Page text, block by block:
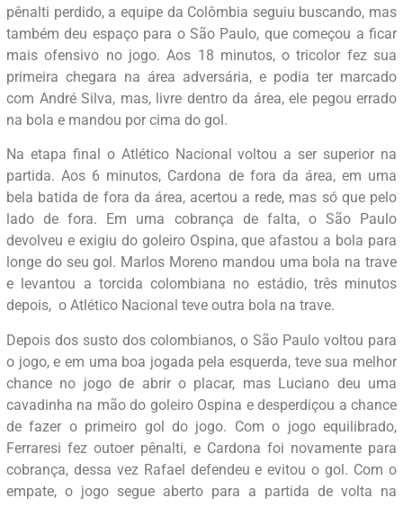
pênalti perdido, a equipe da Colômbia seguiu buscando, mas
também deu espaço para o São Paulo, que começou a ficar
mais ofensivo no jogo. Aos 18 minutos, o tricolor fez sua
primeira chegara na área adversária, e podia ter marcado
com André Silva, mas, livre dentro da área, ele pegou errado
na bola e mandou por cima do gol.
Na etapa final o Atlético Nacional voltou a ser superior na
partida. Aos 6 minutos, Cardona de fora da área, em uma
bela batida de fora da área, acertou a rede, mas só que pelo
lado de fora. Em uma cobrança de falta, o São Paulo
devolveu e exigiu do goleiro Ospina, que afastou a bola para
longe do seu gol. Marlos Moreno mandou uma bola na trave
e levantou a torcida colombiana no estádio, três minutos
depois, o Atlético Nacional teve outra bola na trave.
Depois dos susto dos colombianos, o São Paulo voltou para
o jogo, e em uma boa jogada pela esquerda, teve sua melhor
chance no jogo de abrir o placar, mas Luciano deu uma
cavadinha na mão do goleiro Ospina e desperdiçou a chance
de fazer o primeiro gol do jogo. Com o jogo equilibrado,
Ferraresi fez outoer pênalti, e Cardona foi novamente para
cobrança, dessa vez Rafael defendeu e evitou o gol. Com o
empate, o jogo segue aberto para a partida de volta na